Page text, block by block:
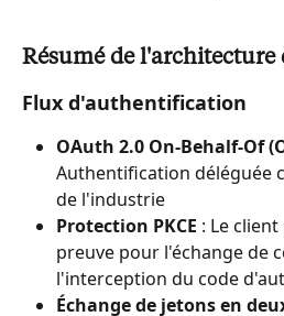
Résumé de l'architecture
Flux d'authentification
OAuth 2.0 On-Behalf-Of
Authentification déléguée
de l'industrie
Protection PKCE : Le
preuve pour l'échange de
l'interception du code
Échange de jetons en